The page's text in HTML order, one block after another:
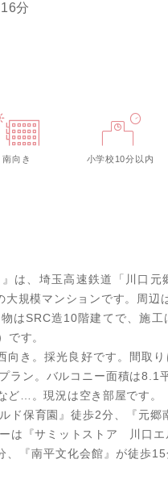
分
南向き 小学校10分以内
』は、埼玉高速鉄道「川口
大規模マンションです。周辺
はSRC造10階建てで、施
です。
向き。採光良好です。間取
ラン。バルコニー面積は8.1
ど…。現況は空き部屋です。
ド保育園』徒歩2分、『元
は『サミットストア 川口エ
、『南平文化会館』が徒歩